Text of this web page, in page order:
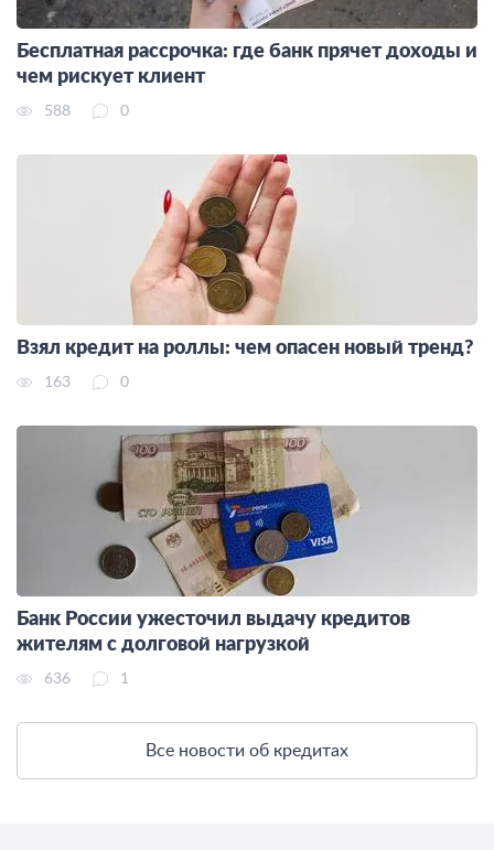
Бесплатная рассрочка: где банк прячет доходы и
чем рискует клиент
588 0
Взял кредит на роллы: чем опасен новый тренд?
163 0
Банк России ужесточил выдачу кредитов
жителям с долговой нагрузкой
636 1
Все новости об кредитах